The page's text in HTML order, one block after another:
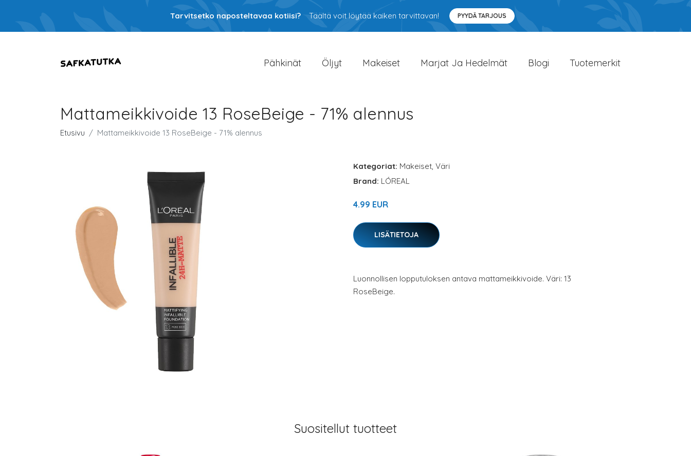
Tarvitsetko naposteltavaa kotiisi? Täältä voit löytää kaiken tarvittavan! PYYDÄ TARJOUS
Pähkinät Öljyt Makeiset Marjat Ja Hedelmät Blogi Tuotemerkit
Mattameikkivoide 13 RoseBeige - 71% alennus
Etusivu Mattameikkivoide 13 RoseBeige - 71% alennus
Kategoriat: Makeiset, Väri
Brand: LÓREAL
4.99 EUR
LISÄTIETOJA
Luonnollisen lopputuloksen antava mattameikkivoide. Väri: 13
RoseBeige.
Suositellut tuotteet